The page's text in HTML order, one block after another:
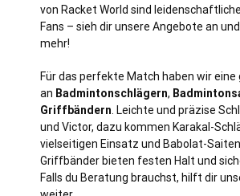
von Racket World sind
Fans – sieh dir unsere Angebote an
mehr!
Für das perfekte Match haben wir eine
an Badmintonschlägern,
Griffbändern . Leichte und präzise
und Victor, dazu kommen Karakal-
vielseitigen Einsatz und Babolat-
Griffbänder bieten festen Halt und
Falls du Beratung brauchst, hilft dir